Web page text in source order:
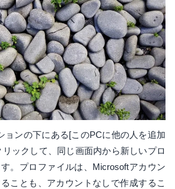
ョンの下にある[このPCに他の人を追加
ックして、同じ画面内から新しいプロ
。プロファイルは、Microsoftアカウン
ことも、アカウントなしで作成するこ